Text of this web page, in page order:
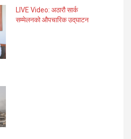
LIVE Video: अठारौ सार्क
सम्मेलनको औपचारिक उद्‌घाटन